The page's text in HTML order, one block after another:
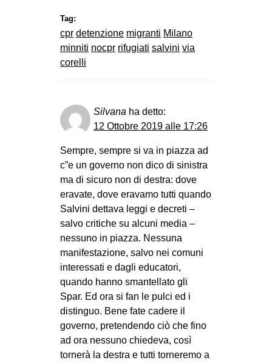
Tag:
cpr detenzione migranti Milano
minniti nocpr rifugiati salvini via
corelli
Silvana ha detto:
12 Ottobre 2019 alle 17:26
Sempre, sempre si va in piazza ad
c”e un governo non dico di sinistra
ma di sicuro non di destra: dove
eravate, dove eravamo tutti quando
Salvini dettava leggi e decreti –
salvo critiche su alcuni media –
nessuno in piazza. Nessuna
manifestazione, salvo nei comuni
interessati e dagli educatori,
quando hanno smantellato gli
Spar. Ed ora si fan le pulci ed i
distinguo. Bene fate cadere il
governo, pretendendo ciò che fino
ad ora nessuno chiedeva, così
tornerà la destra e tutti torneremo a